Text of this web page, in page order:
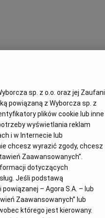
sp. z o.o. oraz jej Zaufani
powiązaną z Wyborcza sp. z
plików cookie lub inne
wyświetlania reklam
i w Internecie lub
chcesz wyrazić zgody, chcesz
Zaawansowanych”.
dotyczących
Jeśli podstawą
– Agora S.A. – lub
Zaawansowanych” lub
którego jest kierowany.